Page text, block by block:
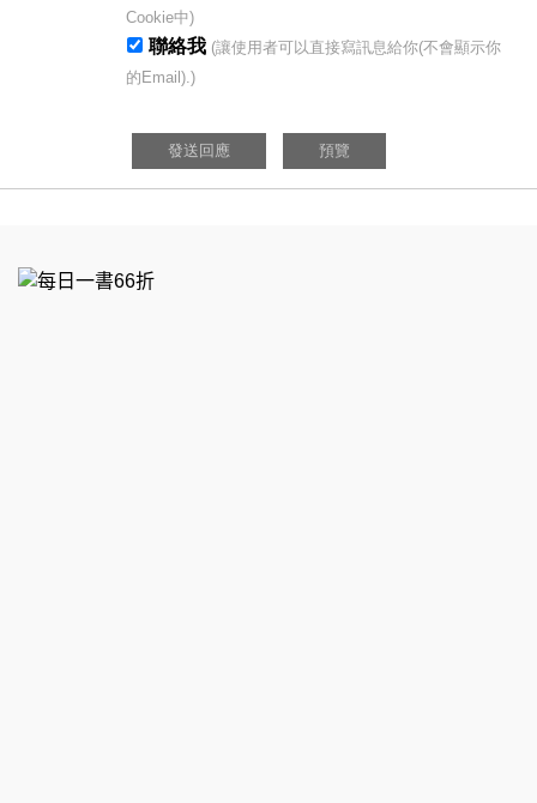
Cookie中)
聯絡我 (讓使用者可以直接寫訊息給你(不會顯示你
的Email).)